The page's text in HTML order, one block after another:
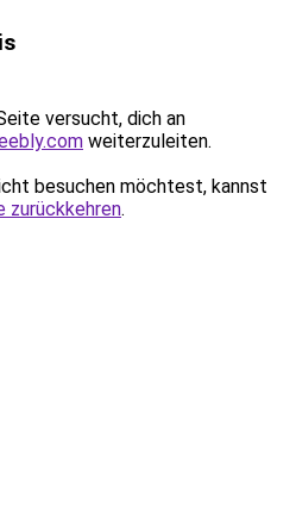
versucht, dich an
weiterzuleiten.
besuchen möchtest, kannst
zurückkehren.